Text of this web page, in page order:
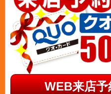
WEB来店